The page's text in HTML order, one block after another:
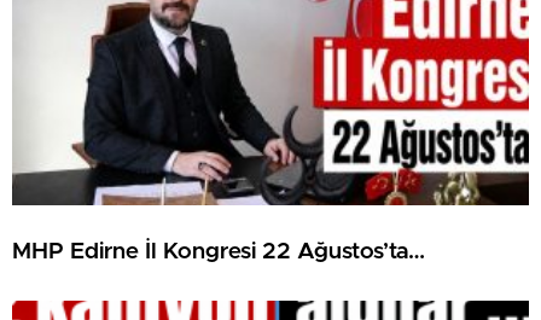
MHP Edirne İl Kongresi 22 Ağustos’ta…